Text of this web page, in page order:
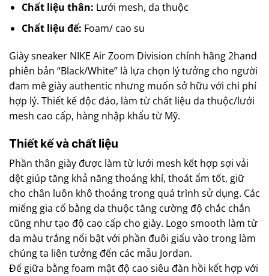
Chất liệu thân: Lưới mesh, da thuộc
Chất liệu đế: Foam/ cao su
Giày sneaker NIKE Air Zoom Division chính hãng 2hand
phiên bản “Black/White” là lựa chọn lý tưởng cho người
đam mê giày authentic nhưng muốn sở hữu với chi phí
hợp lý. Thiết kế độc đáo, làm từ chất liệu da thuộc/lưới
mesh cao cấp, hàng nhập khẩu từ Mỹ.
Thiết kế và chất liệu
Phần thân giày được làm từ lưới mesh kết hợp sợi vải
dệt giúp tăng khả năng thoáng khí, thoát ẩm tốt, giữ
cho chân luôn khô thoáng trong quá trình sử dụng. Các
miếng gia cố bằng da thuộc tăng cường độ chắc chắn
cũng như tạo độ cao cấp cho giày. Logo smooth làm từ
da màu trắng nổi bật với phần đuôi giấu vào trong làm
chúng ta liên tưởng đến các mẫu Jordan.
Đế giữa bằng foam mật độ cao siêu đàn hồi kết hợp với